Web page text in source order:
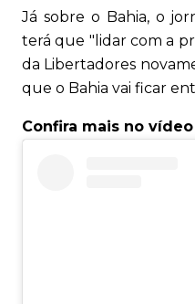
Já sobre o Bahia, o
terá que "lidar com a
da Libertadores
que o Bahia vai ficar
Confira mais no